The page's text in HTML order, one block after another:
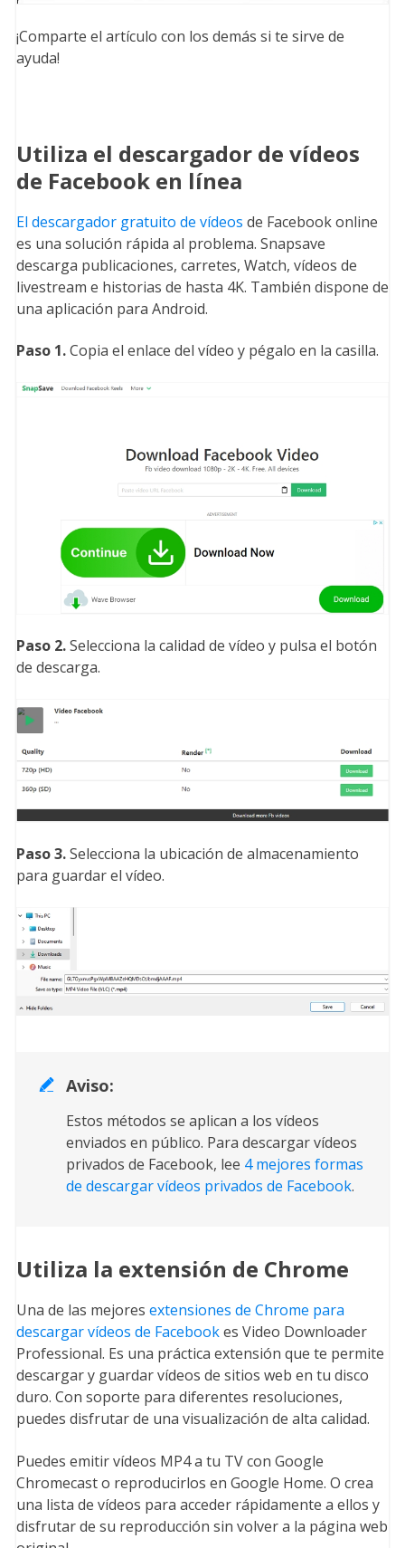
¡Comparte el artículo con los demás si te sirve de
ayuda!
Utiliza el descargador de vídeos
de Facebook en línea
El descargador gratuito de vídeos de Facebook online
es una solución rápida al problema. Snapsave
descarga publicaciones, carretes, Watch, vídeos de
livestream e historias de hasta 4K. También dispone de
una aplicación para Android.
Paso 1.Copia el enlace del vídeo y pégalo en la casilla.
Paso 2.Selecciona la calidad de vídeo y pulsa el botón
de descarga.
Paso 3.Selecciona la ubicación de almacenamiento
para guardar el vídeo.
 Aviso:
Estos métodos se aplican a los vídeos
enviados en público. Para descargar vídeos
privados de Facebook, lee 4 mejores formas
de descargar vídeos privados de Facebook.
Utiliza la extensión de Chrome
Una de las mejores extensiones de Chrome para
descargar vídeos de Facebookes Video Downloader
Professional. Es una práctica extensión que te permite
descargar y guardar vídeos de sitios web en tu disco
duro. Con soporte para diferentes resoluciones,
puedes disfrutar de una visualización de alta calidad.
Puedes emitir vídeos MP4 a tu TV con Google
Chromecast o reproducirlos en Google Home. O crea
una lista de vídeos para acceder rápidamente a ellos y
disfrutar de su reproducción sin volver a la página web